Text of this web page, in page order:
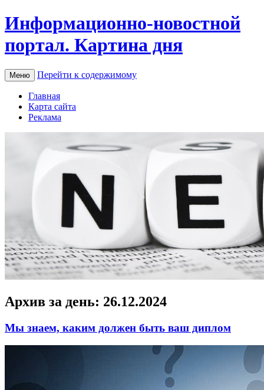
Информационно-новостной
портал. Картина дня
Меню Перейти к содержимому
Главная
Карта сайта
Реклама
Архив за день: 26.12.2024
Мы знаем, каким должен быть ваш диплом